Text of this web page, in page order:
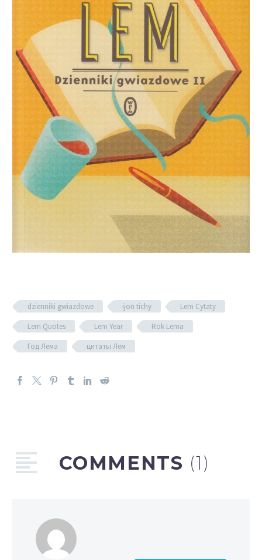
dzienniki gwiazdowe ijon tichy
Lem Cytaty
Lem Quotes
Lem Year
Rok Lema
Год Лема
цитаты Лем
COMMENTS (1)